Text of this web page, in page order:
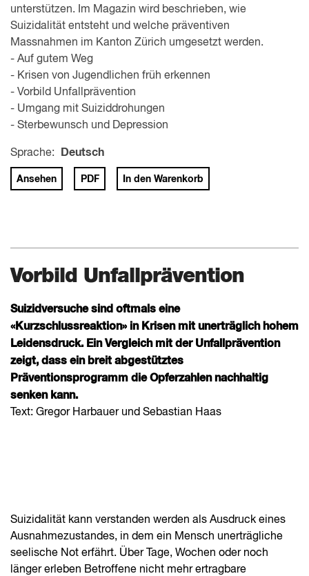
unterstützen. Im Magazin wird beschrieben, wie
Suizidalität entsteht und welche präventiven
Massnahmen im Kanton Zürich umgesetzt werden.
- Auf gutem Weg
- Krisen von Jugendlichen früh erkennen
- Vorbild Unfallprävention
- Umgang mit Suiziddrohungen
- Sterbewunsch und Depression
Sprache: Deutsch
Ansehen PDF In den Warenkorb
Vorbild Unfallprävention
Suizidversuche sind oftmals eine
«Kurzschlussreaktion» in Krisen mit unerträglich hohem
Leidensdruck. Ein Vergleich mit der Unfallprävention
zeigt, dass ein breit abgestütztes
Präventionsprogramm die Opfer­zahlen nachhaltig
senken kann.
Text: Gregor Harbauer und Sebastian Haas
Suizidalität kann verstanden werden als Ausdruck eines
Ausnahmezustandes, in dem ein Mensch unerträgliche
seelische Not erfährt. Über Tage, Wochen oder noch
länger erleben Betroffene nicht mehr ertragbare